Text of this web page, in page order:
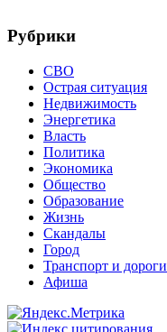
Рубрики
СВО
Острая ситуация
Недвижимость
Энергетика
Власть
Политика
Экономика
Общество
Образование
Жизнь
Скандалы
Город
Транспорт и дороги
Афиша